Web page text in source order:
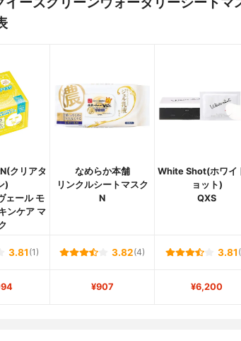
クリアタ
)
ェール モ
ンケア マ
なめらか本舗
リンクルシートマスク
N
White Shot(ホワイ
ョット)
QXS
3.81 (1) 3.82(4) 3.81
¥907 ¥6,200